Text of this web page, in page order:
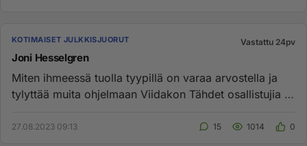
KOTIMAISET JULKKISJUORUT Vastattu 24pv
Joni Hesselgren
Miten ihmeessä tuolla tyypillä on varaa arvostella ja
tylyttää muita ohjelmaan Viidakon Tähdet osallistujia ?
27.08.2023 09:13 15 1014 0